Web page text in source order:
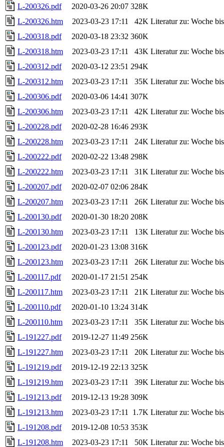
L-200326.pdf
2020-03-26 20:07 328K
L-200326.htm
2023-03-23 17:11 42K Literatur zu: Woche
L-200318.pdf
2020-03-18 23:32 360K
L-200318.htm
2023-03-23 17:11 43K Literatur zu: Woche
L-200312.pdf
2020-03-12 23:51 294K
L-200312.htm
2023-03-23 17:11 35K Literatur zu: Woche
L-200306.pdf
2020-03-06 14:41 307K
L-200306.htm
2023-03-23 17:11 42K Literatur zu: Woche
L-200228.pdf
2020-02-28 16:46 293K
L-200228.htm
2023-03-23 17:11 24K Literatur zu: Woche
L-200222.pdf
2020-02-22 13:48 298K
L-200222.htm
2023-03-23 17:11 31K Literatur zu: Woche
L-200207.pdf
2020-02-07 02:06 284K
L-200207.htm
2023-03-23 17:11 26K Literatur zu: Woche
L-200130.pdf
2020-01-30 18:20 208K
L-200130.htm
2023-03-23 17:11 13K Literatur zu: Woche
L-200123.pdf
2020-01-23 13:08 316K
L-200123.htm
2023-03-23 17:11 26K Literatur zu: Woche
L-200117.pdf
2020-01-17 21:51 254K
L-200117.htm
2023-03-23 17:11 21K Literatur zu: Woche
L-200110.pdf
2020-01-10 13:24 314K
L-200110.htm
2023-03-23 17:11 35K Literatur zu: Woche
L-191227.pdf
2019-12-27 11:49 256K
L-191227.htm
2023-03-23 17:11 20K Literatur zu: Woche
L-191219.pdf
2019-12-19 22:13 325K
L-191219.htm
2023-03-23 17:11 39K Literatur zu: Woche
L-191213.pdf
2019-12-13 19:28 309K
L-191213.htm
2023-03-23 17:11 1.7K Literatur zu: Woche
L-191208.pdf
2019-12-08 10:53 353K
L-191208.htm
2023-03-23 17:11 50K Literatur zu: Woche